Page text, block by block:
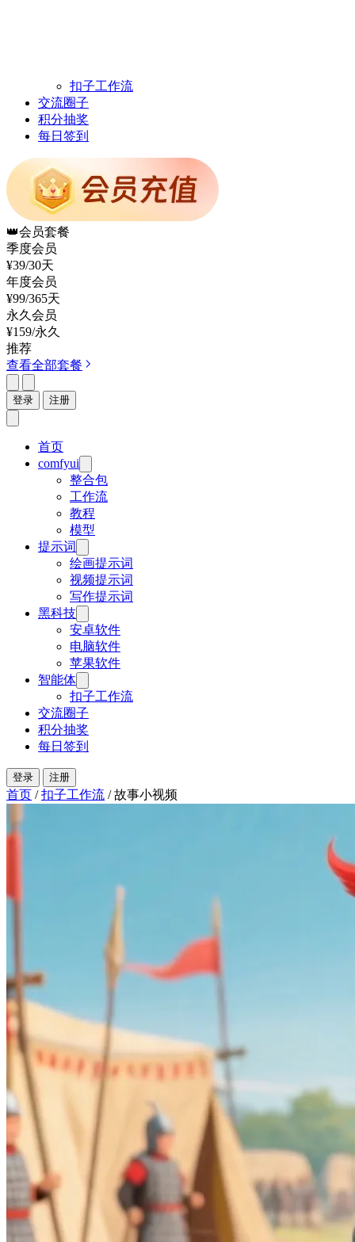
扣子工作流
交流圈子
积分抽奖
每日签到
👑会员套餐
季度会员
¥39/30天
年度会员
¥99/365天
永久会员
¥159/永久
推荐
查看全部套餐
登录 注册
首页
comfyui
整合包
工作流
教程
模型
提示词
绘画提示词
视频提示词
写作提示词
黑科技
安卓软件
电脑软件
苹果软件
智能体
扣子工作流
交流圈子
积分抽奖
每日签到
登录 注册
首页 / 扣子工作流 / 故事小视频